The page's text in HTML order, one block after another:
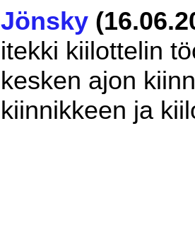
Jönsky
itekki kiilottelin
kesken ajon
kiinnikkeen ja